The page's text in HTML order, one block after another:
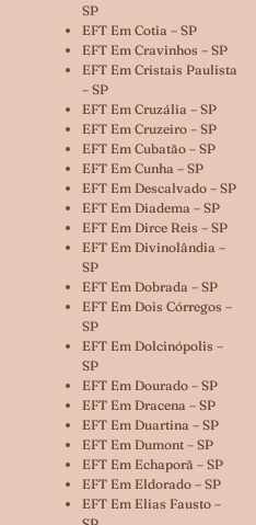
SP
EFT Em Cotia – SP
EFT Em Cravinhos – SP
EFT Em Cristais Paulista
– SP
EFT Em Cruzália – SP
EFT Em Cruzeiro – SP
EFT Em Cubatão – SP
EFT Em Cunha – SP
EFT Em Descalvado – SP
EFT Em Diadema – SP
EFT Em Dirce Reis – SP
EFT Em Divinolândia –
SP
EFT Em Dobrada – SP
EFT Em Dois Córregos –
SP
EFT Em Dolcinópolis –
SP
EFT Em Dourado – SP
EFT Em Dracena – SP
EFT Em Duartina – SP
EFT Em Dumont – SP
EFT Em Echaporã – SP
EFT Em Eldorado – SP
EFT Em Elias Fausto –